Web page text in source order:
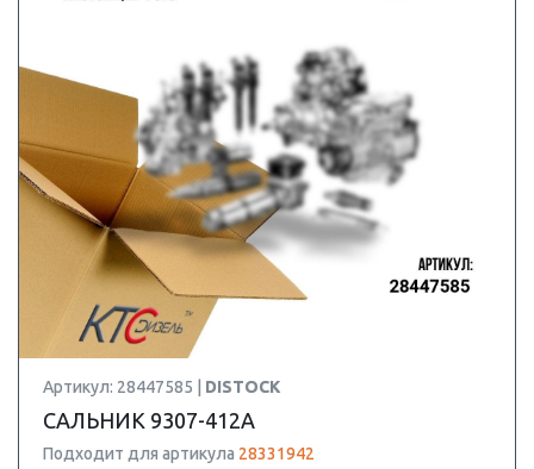
Артикул: 28447585 | DISTOCK
САЛЬНИК 9307-412A
Подходит для артикула 28331942